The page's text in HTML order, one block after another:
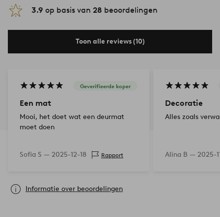
3.9 op basis van 28 beoordelingen
Toon alle reviews (10)
Geverifieerde koper
Een mat
Mooi, het doet wat een deurmat
moet doen
Sofia S — 2025-12-18 Rapport
Decoratie
Alles zoals
Alina B — 2025-
Informatie over beoordelingen